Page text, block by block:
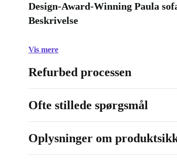
Design-Award-Winning Paula
Beskrivelse
Vis mere
Refurbed processen
Ofte stillede spørgsmål
Oplysninger om